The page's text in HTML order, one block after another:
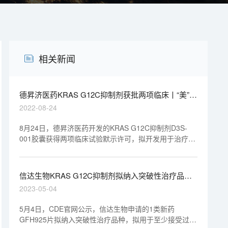
相关新闻
德昇济医药KRAS G12C抑制剂获批两项临床丨“美”天
新药事
2022-08-24
8月24日，德昇济医药开发的KRAS G12C抑制剂D3S-
001胶囊获得两项临床试验默示许可，拟开发用于治疗携
医药首款在研新药。
信达生物KRAS G12C抑制剂拟纳入突破性治疗品种
丨“美”天新药事
2023-05-04
5月4日，CDE官网公示，信达生物申请的1类新药
GFH925片拟纳入突破性治疗品种，拟用于至少接受过两